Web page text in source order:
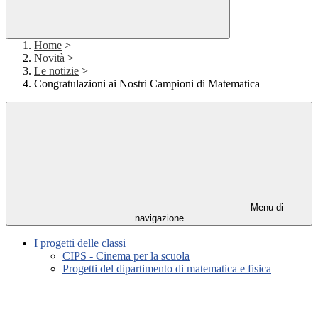
Home >
Novità >
Le notizie >
Congratulazioni ai Nostri Campioni di Matematica
Menu di
navigazione
I progetti delle classi
CIPS - Cinema per la scuola
Progetti del dipartimento di matematica e fisica